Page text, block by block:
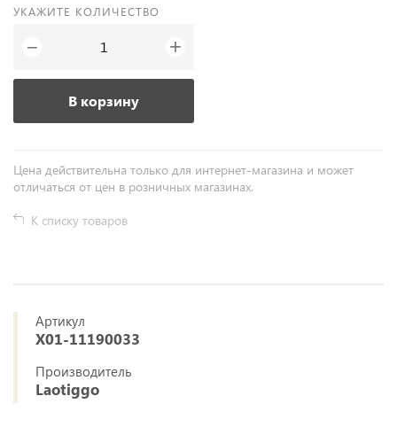
УКАЖИТЕ КОЛИЧЕСТВО
− +
В корзину
Цена действительна только для интернет-магазина и может
отличаться от цен в розничных магазинах.
К списку товаров
Артикул
X01-11190033
Производитель
Laotiggo